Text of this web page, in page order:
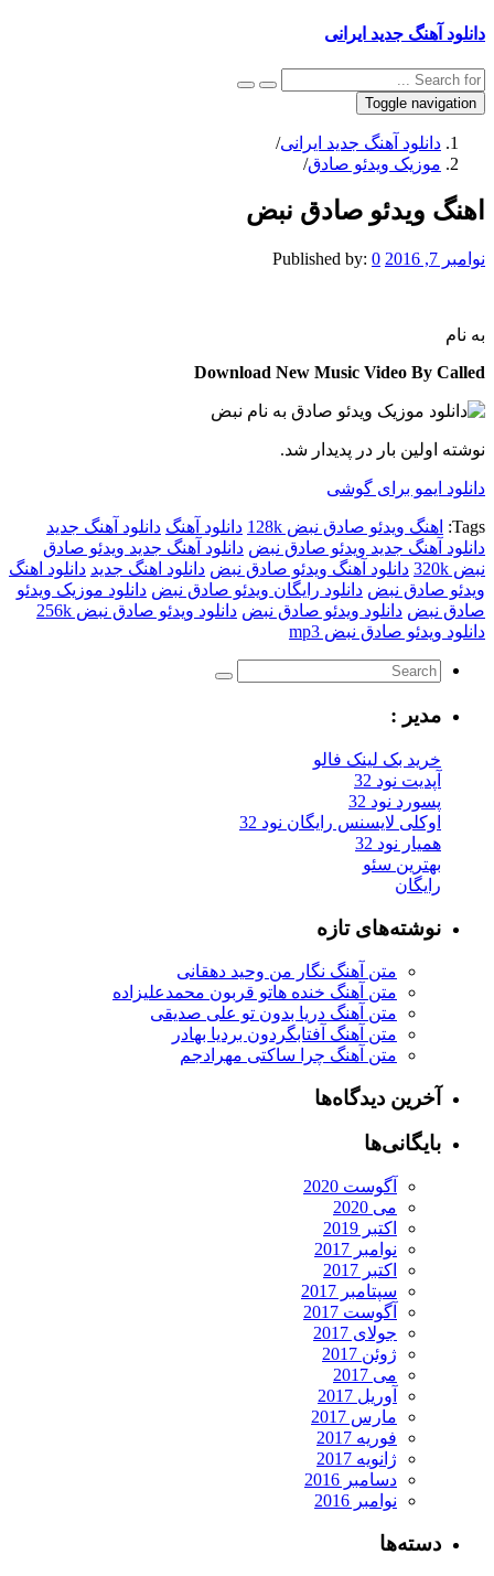
دانلود آهنگ جدید ایرانی
Toggle navigation
دانلود آهنگ جدید ایرانی/
موزیک ویدئو صادق/
اهنگ ویدئو صادق نبض
نوامبر 7, 2016 Published by: 0
به نام
Download New Music Video By Called
نوشته اولین بار در پدیدار شد.
دانلود ایمو برای گوشی
Tags: اهنگ ویدئو صادق نبض 128k دانلود آهنگ دانلود آهنگ جدید
دانلود آهنگ جدید ویدئو صادق نبض دانلود آهنگ جدید ویدئو صادق
نبض 320k
دانلود آهنگ ویدئو صادق نبض دانلود اهنگ جدید دانلود اهنگ
ویدئو صادق نبض دانلود رایگان ویدئو صادق نبض دانلود موزیک ویدئو
صادق نبض دانلود ویدئو صادق نبض دانلود ویدئو صادق نبض 256k
دانلود ویدئو صادق نبض mp3
مدیر :
خرید بک لینک فالو
آپدیت نود 32
پسورد نود 32
اوکلی لایسنس رایگان نود 32
همیار نود 32
بهترین سئو
رایگان
نوشته‌های تازه
متن آهنگ نگار من وحید دهقانی
متن آهنگ خنده هاتو قربون محمدعلیزاده
متن آهنگ دریا بدون تو علی صدیقی
متن آهنگ آفتابگردون بردیا بهادر
متن آهنگ چرا ساکتی مهرادجم
آخرین دیدگاه‌ها
بایگانی‌ها
آگوست 2020
می 2020
اکتبر 2019
نوامبر 2017
اکتبر 2017
سپتامبر 2017
آگوست 2017
جولای 2017
ژوئن 2017
می 2017
آوریل 2017
مارس 2017
فوریه 2017
ژانویه 2017
دسامبر 2016
نوامبر 2016
دسته‌ها